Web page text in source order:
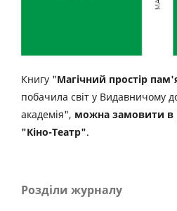
Книгу "Магічний простір
побачила світ у Видавничому
академія", можна замовити в
"Кіно-Театр".
Розділи журналу